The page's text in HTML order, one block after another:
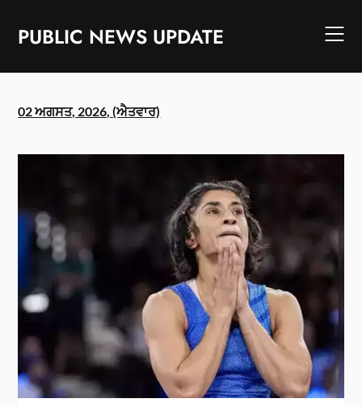
contentPUBLIC NEWS UPDATE
02 ਅਗਸਤ, 2026, (ਐਤਵਾਰ)